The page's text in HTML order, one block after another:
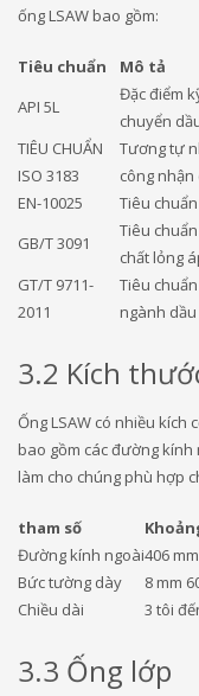
ống LSAW bao gồm:
Tiêu chuẩn
Mô tả
API 5L
Đặc điểm
chuyển
TIÊU CHUẨN
ISO 3183
Tương tự
công
EN-10025
Tiêu
GB/T 3091
Tiêu
chất lỏng
GT/T 9711-
2011
Tiêu
ngành dầu
3.2 Kích
Ống LSAW có nhiều
bao gồm các đường
làm cho chúng phù hợp
tham số
Đường kính ngoài406
Bức tường dày
8 mm
Chiều dài
3 tôi
3.3 Ống lớp